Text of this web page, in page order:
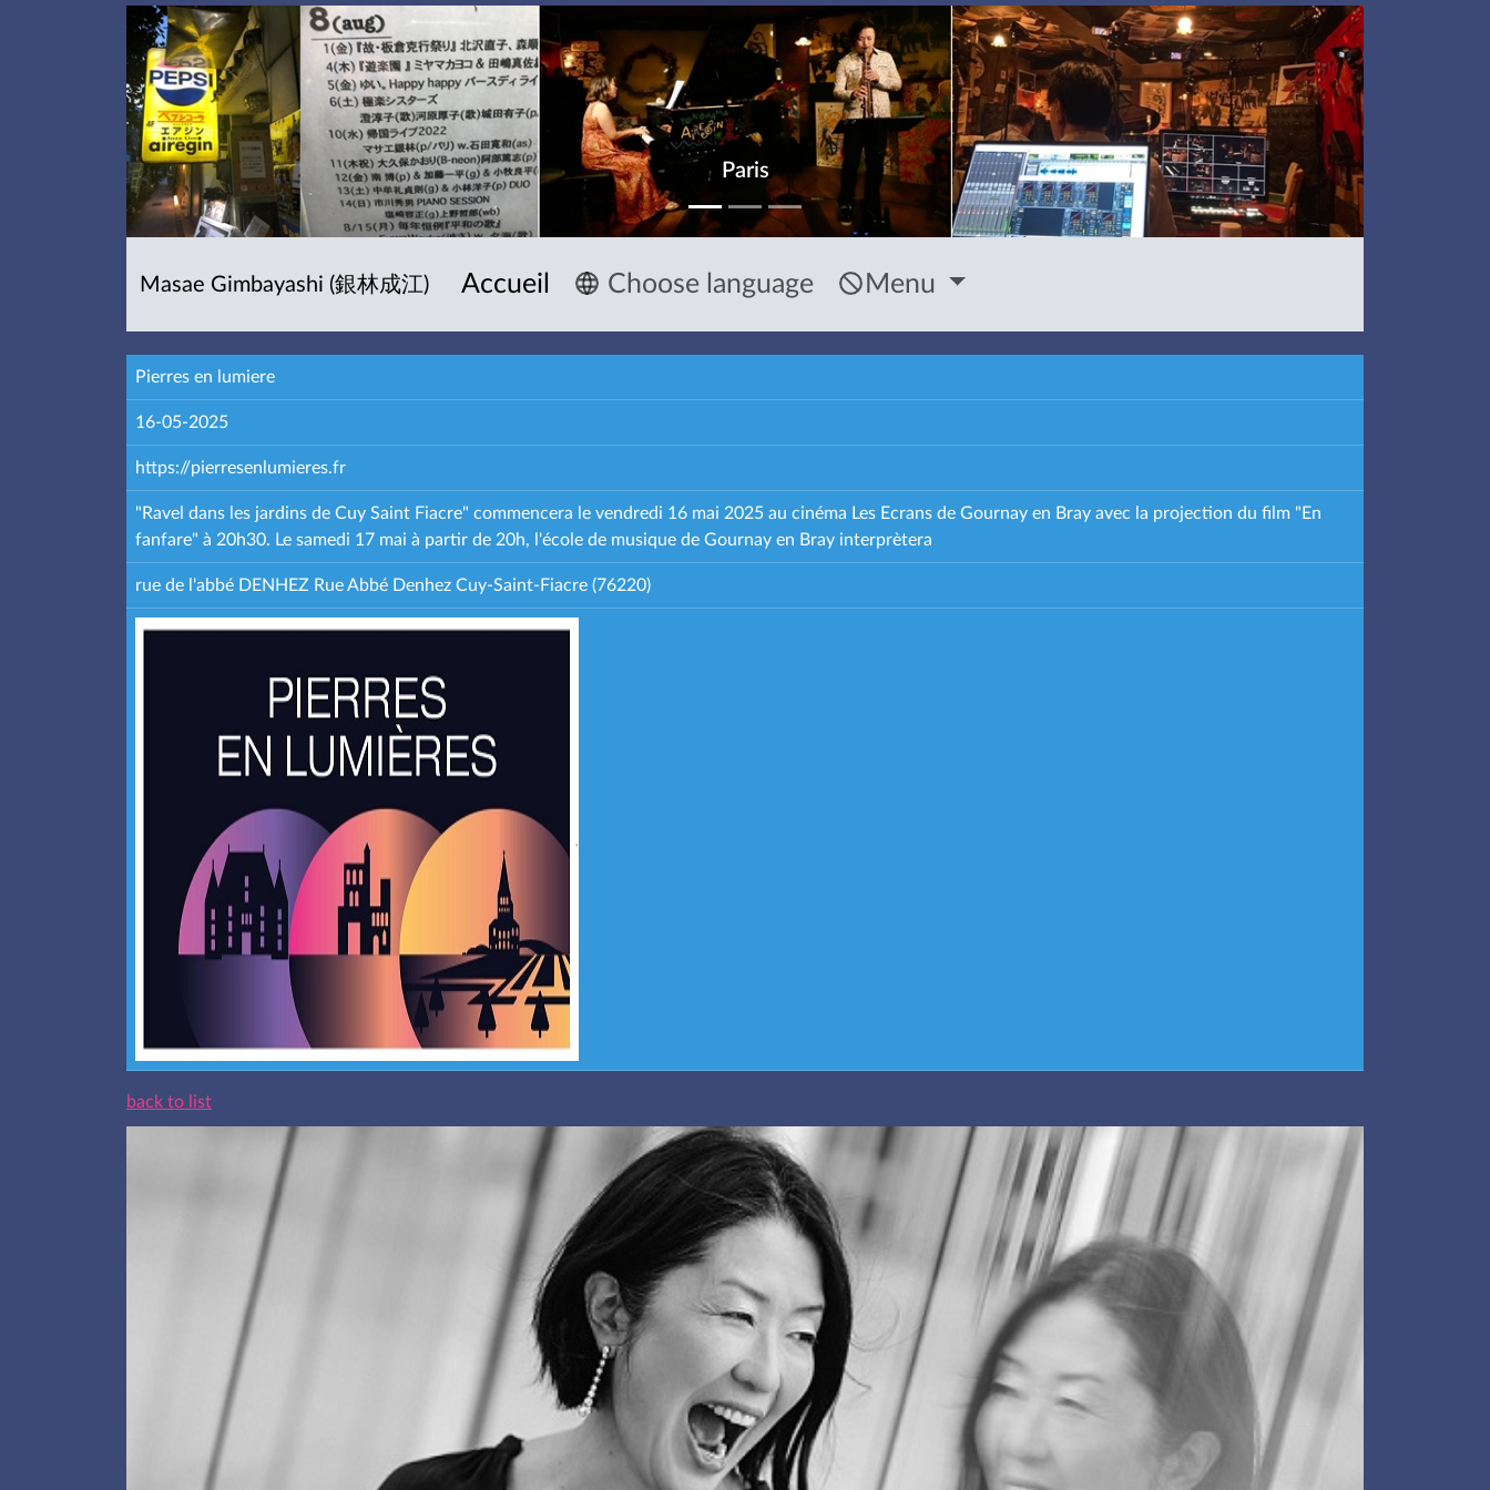
Paris
Masae Gimbayashi (銀林成江) Accueil Choose language Menu
Pierres en lumiere
16-05-2025
https://pierresenlumieres.fr
"Ravel dans les jardins de Cuy Saint Fiacre" commencera le vendredi 16 mai 2025 au cinéma Les Ecrans de Gournay en Bray avec la projection du film "En
fanfare" à 20h30. Le samedi 17 mai à partir de 20h, l'école de musique de Gournay en Bray interprètera
rue de l'abbé DENHEZ Rue Abbé Denhez Cuy-Saint-Fiacre (76220)
back to list